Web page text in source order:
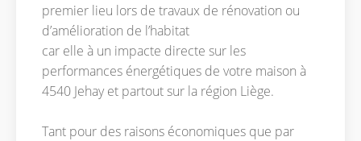
premier lieu lors de travaux de rénovation ou
d’amélioration de l’habitat
car elle à un impacte directe sur les
performances énergétiques de votre maison à
4540 Jehay et partout sur la région Liège.
Tant pour des raisons économiques que par